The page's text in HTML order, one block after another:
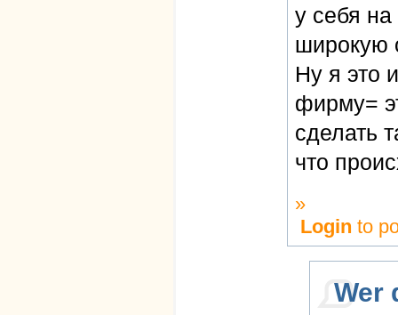
у себя
широкую
Ну я это
фирму=
сделать
что
»
Login to
Wer